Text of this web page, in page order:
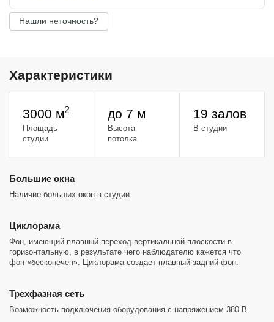
наша команда и сеть студий Пространство росли, создавая новые
крутые места для съемок. На основе многолетнего опыта в
индустрии, мы сознательно уходили от искусственности декора и
Нашли неточность?
Характеристики
3000 м2
Площадь
студии
до 7 м
Высота
потолка
19 залов
В студии
Большие окна
Наличие больших окон в студии.
Циклорама
Фон, имеющий плавный переход вертикальной плоскости в
горизонтальную, в результате чего наблюдателю кажется что
фон «бесконечен». Циклорама создает плавный задний фон.
Трехфазная сеть
Возможность подключения оборудования с напряжением 380 В.